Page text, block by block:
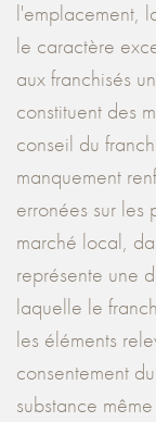
l'emplacement,
le caractère
aux franchisés
constituent des
conseil du
manquement
erronées sur les
marché local,
représente une
laquelle le
les éléments
consentement
substance